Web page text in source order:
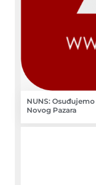
NUNS:
Novog Pazara